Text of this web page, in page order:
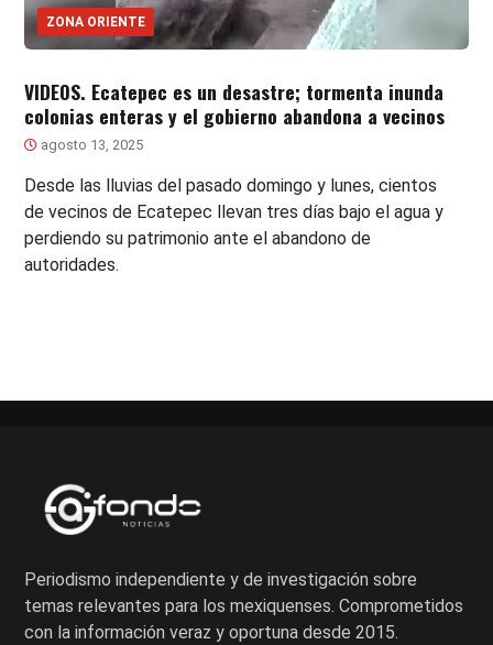
ZONA ORIENTE
VIDEOS. Ecatepec es un desastre; tormenta inunda
colonias enteras y el gobierno abandona a vecinos
agosto 13, 2025
Desde las lluvias del pasado domingo y lunes, cientos
de vecinos de Ecatepec llevan tres días bajo el agua y
perdiendo su patrimonio ante el abandono de
autoridades.
Periodismo independiente y de investigación sobre
temas relevantes para los mexiquenses. Comprometidos
con la información veraz y oportuna desde 2015.